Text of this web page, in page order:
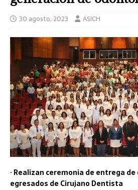
30 agosto, 2023 ASICH
· Realizan ceremonia de entrega
egresados de Cirujano Dentista